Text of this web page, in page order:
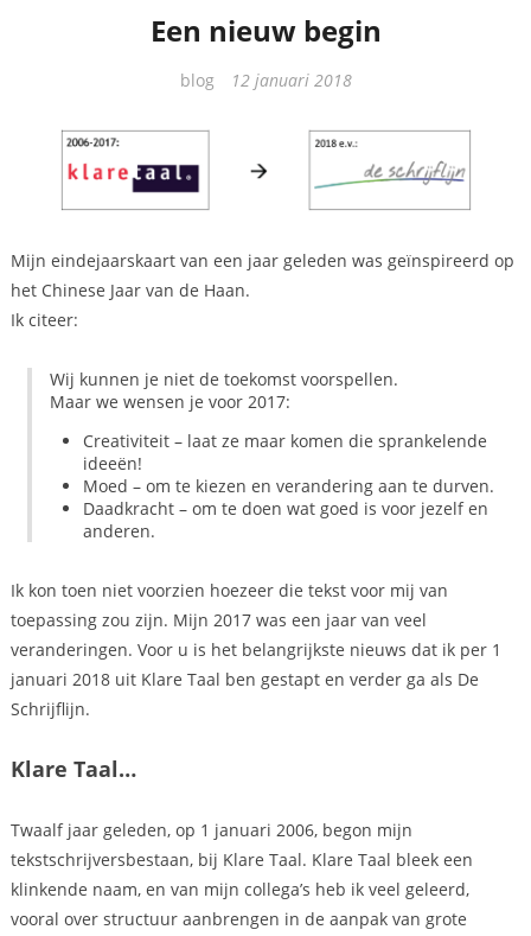
Een nieuw begin
Categorieën
blog 12 januari 2018
Mijn eindejaarskaart van een jaar geleden was geïnspireerd op
het Chinese Jaar van de Haan.
Ik citeer:
Wij kunnen je niet de toekomst voorspellen.
Maar we wensen je voor 2017:
Creativiteit – laat ze maar komen die sprankelende
ideeën!
Moed – om te kiezen en verandering aan te durven.
Daadkracht – om te doen wat goed is voor jezelf en
anderen.
Ik kon toen niet voorzien hoezeer die tekst voor mij van
toepassing zou zijn. Mijn 2017 was een jaar van veel
veranderingen. Voor u is het belangrijkste nieuws dat ik per 1
januari 2018 uit Klare Taal ben gestapt en verder ga als De
Schrijflijn.
Klare Taal…
Twaalf jaar geleden, op 1 januari 2006, begon mijn
tekstschrijversbestaan, bij Klare Taal. Klare Taal bleek een
klinkende naam, en van mijn collega’s heb ik veel geleerd,
vooral over structuur aanbrengen in de aanpak van grote